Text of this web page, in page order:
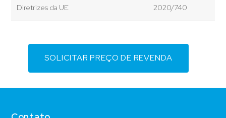
Diretrizes da UE 2020/740
SOLICITAR PREÇO DE REVENDA